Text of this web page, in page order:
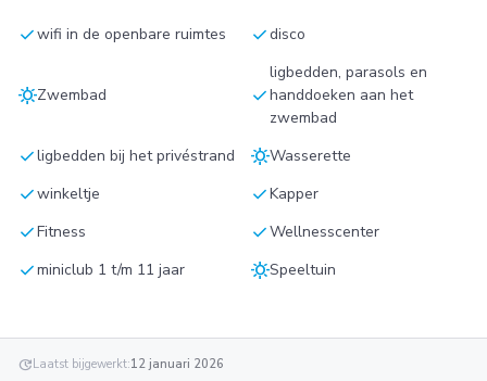
checkwifi in de openbare ruimtes checkdisco
sunnyZwembad check
ligbedden, parasols en
handdoeken aan het
zwembad
checkligbedden bij het privéstrand sunnyWasserette
checkwinkeltje checkKapper
checkFitness checkWellnesscenter
checkminiclub 1 t/m 11 jaar sunnySpeeltuin
updateLaatst bijgewerkt:12 januari 2026